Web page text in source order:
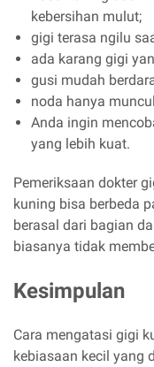
kebersihan mulut;
gigi terasa ngilu
ada karang gigi
gusi mudah
noda hanya
Anda ingin
yang lebih kuat.
Pemeriksaan dokter
kuning bisa berbeda
berasal dari bagian
biasanya tidak
Kesimpulan
Cara mengatasi gigi
kebiasaan kecil yang